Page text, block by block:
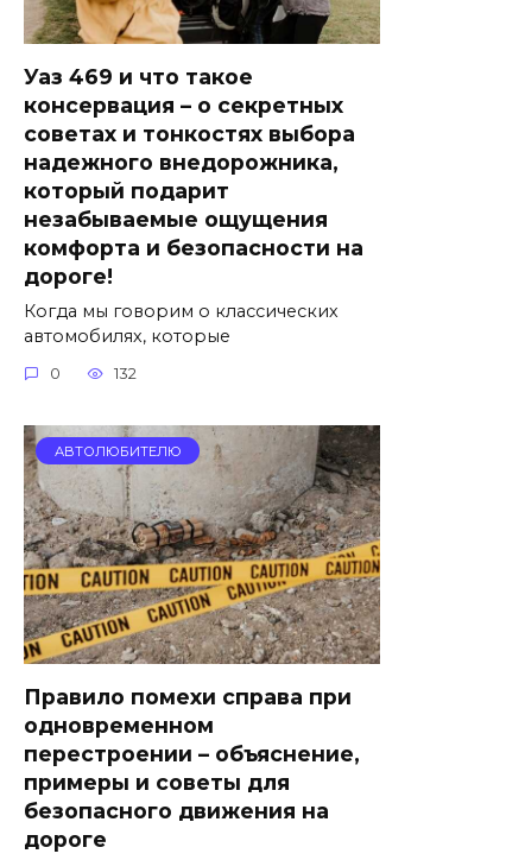
Уаз 469 и что такое
консервация – о секретных
советах и тонкостях выбора
надежного внедорожника,
который подарит
незабываемые ощущения
комфорта и безопасности на
дороге!
Когда мы говорим о классических
автомобилях, которые
0 132
АВТОЛЮБИТЕЛЮ
Правило помехи справа при
одновременном
перестроении – объяснение,
примеры и советы для
безопасного движения на
дороге